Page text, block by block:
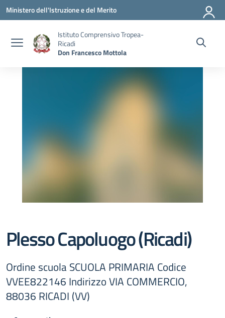
Vai ai contenuti
Vai al menu di navigazione
Vai al footer
Ministero dell'Istruzione e del Merito
Istituto Comprensivo Tropea-
Ricadi
Don Francesco Mottola
Plesso Capoluogo (Ricadi)
Ordine scuola SCUOLA PRIMARIA Codice
VVEE822146 Indirizzo VIA COMMERCIO,
88036 RICADI (VV)